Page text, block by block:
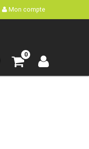
Mon compte
0